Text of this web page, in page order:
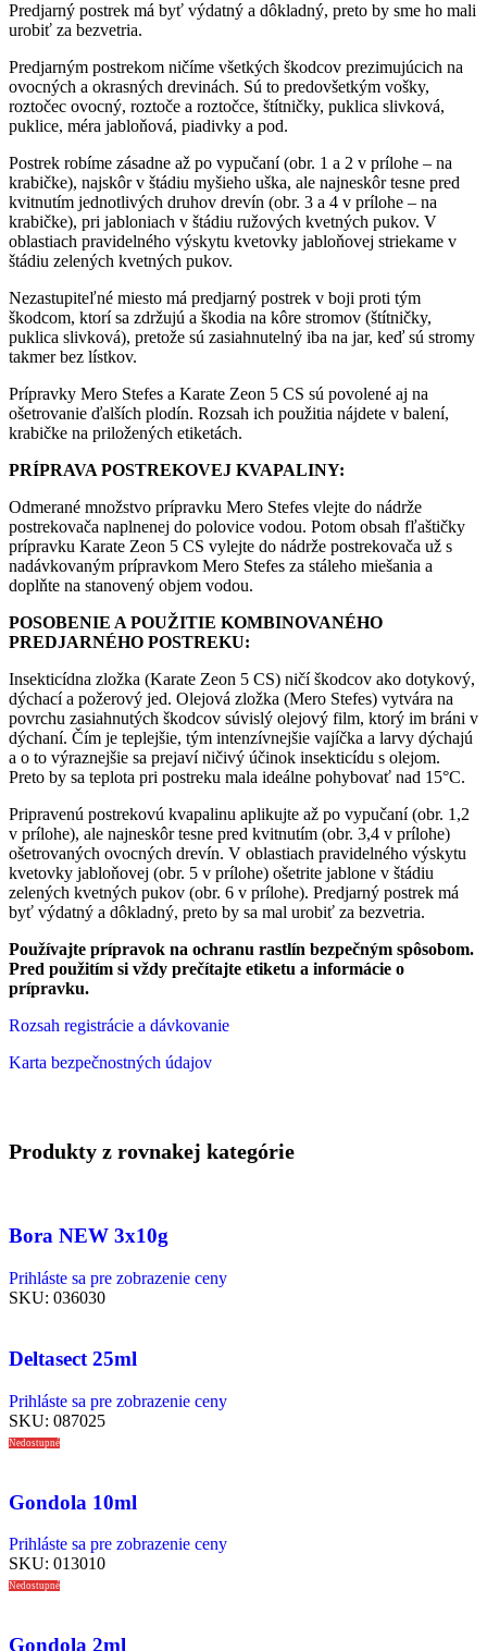
Predjarný postrek má byť výdatný a dôkladný, preto by sme ho mali
urobiť za bezvetria.
Predjarným postrekom ničíme všetkých škodcov prezimujúcich na
ovocných a okrasných drevinách. Sú to predovšetkým vošky,
roztočec ovocný, roztoče a roztočce, štítničky, puklica slivková,
puklice, méra jabloňová, piadivky a pod.
Postrek robíme zásadne až po vypučaní (obr. 1 a 2 v prílohe – na
krabičke), najskôr v štádiu myšieho uška, ale najneskôr tesne pred
kvitnutím jednotlivých druhov drevín (obr. 3 a 4 v prílohe – na
krabičke), pri jabloniach v štádiu ružových kvetných pukov. V
oblastiach pravidelného výskytu kvetovky jabloňovej striekame v
štádiu zelených kvetných pukov.
Nezastupiteľné miesto má predjarný postrek v boji proti tým
škodcom, ktorí sa zdržujú a škodia na kôre stromov (štítničky,
puklica slivková), pretože sú zasiahnutelný iba na jar, keď sú stromy
takmer bez lístkov.
Prípravky Mero Stefes a Karate Zeon 5 CS sú povolené aj na
ošetrovanie ďalších plodín. Rozsah ich použitia nájdete v balení,
krabičke na priložených etiketách.
PRÍPRAVA POSTREKOVEJ KVAPALINY:
Odmerané množstvo prípravku Mero Stefes vlejte do nádrže
postrekovača naplnenej do polovice vodou. Potom obsah fľaštičky
prípravku Karate Zeon 5 CS vylejte do nádrže postrekovača už s
nadávkovaným prípravkom Mero Stefes za stáleho miešania a
doplňte na stanovený objem vodou.
POSOBENIE A POUŽITIE KOMBINOVANÉHO
PREDJARNÉHO POSTREKU:
Insekticídna zložka (Karate Zeon 5 CS) ničí škodcov ako dotykový,
dýchací a požerový jed. Olejová zložka (Mero Stefes) vytvára na
povrchu zasiahnutých škodcov súvislý olejový film, ktorý im bráni v
dýchaní. Čím je teplejšie, tým intenzívnejšie vajíčka a larvy dýchajú
a o to výraznejšie sa prejaví ničivý účinok insekticídu s olejom.
Preto by sa teplota pri postreku mala ideálne pohybovať nad 15°C.
Pripravenú postrekovú kvapalinu aplikujte až po vypučaní (obr. 1,2
v prílohe), ale najneskôr tesne pred kvitnutím (obr. 3,4 v prílohe)
ošetrovaných ovocných drevín. V oblastiach pravidelného výskytu
kvetovky jabloňovej (obr. 5 v prílohe) ošetrite jablone v štádiu
zelených kvetných pukov (obr. 6 v prílohe). Predjarný postrek má
byť výdatný a dôkladný, preto by sa mal urobiť za bezvetria.
Používajte prípravok na ochranu rastlín bezpečným spôsobom.
Pred použitím si vždy prečítajte etiketu a informácie o
prípravku.
Rozsah registrácie a dávkovanie
Karta bezpečnostných údajov
Produkty z rovnakej kategórie
Bora NEW 3x10g
Prihláste sa pre zobrazenie ceny
SKU: 036030
Deltasect 25ml
Prihláste sa pre zobrazenie ceny
SKU: 087025
Nedostupné
Gondola 10ml
Prihláste sa pre zobrazenie ceny
SKU: 013010
Nedostupné
Gondola 2ml